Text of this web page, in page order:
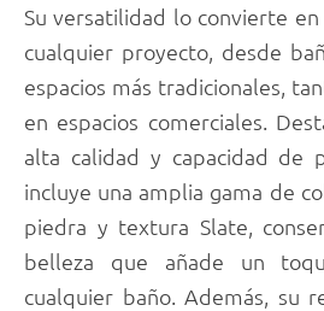
Su versatilidad lo convierte
cualquier proyecto, desde
espacios más tradicionales,
en espacios comerciales.
alta calidad y capacidad de
incluye una amplia gama de
piedra y textura Slate,
belleza que añade un
cualquier baño. Además, su